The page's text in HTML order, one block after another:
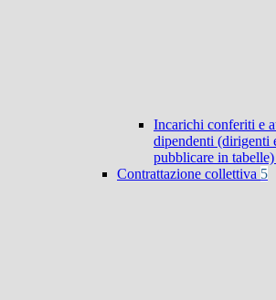
Incarichi conferiti e
dipendenti (dirigenti
pubblicare in tabelle)
Contrattazione collettiva 5